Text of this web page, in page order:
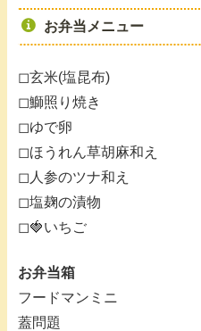
お弁当メニュー
◻︎玄米(塩昆布)
◻︎鰤照り焼き
◻︎ゆで卵
◻︎ほうれん草胡麻和え
◻︎人参のツナ和え
◻︎塩麹の漬物
◻︎🍓いちご
お弁当箱
フードマンミニ
蓋問題